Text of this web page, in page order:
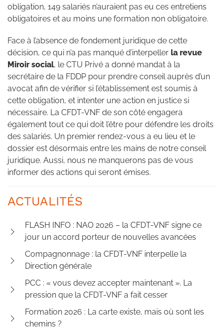
obligation, 149 salariés n’auraient pas eu ces entretiens
obligatoires et au moins une formation non obligatoire.
Face à l’absence de fondement juridique de cette
décision, ce qui n’a pas manqué d’interpeller la revue
Miroir social, le CTU Privé a donné mandat à la
secrétaire de la FDDP pour prendre conseil auprès d’un
avocat afin de vérifier si l’établissement est soumis à
cette obligation, et intenter une action en justice si
nécessaire. La CFDT-VNF de son côté engagera
également tout ce qui doit l’être pour défendre les droits
des salariés. Un premier rendez-vous a eu lieu et le
dossier est désormais entre les mains de notre conseil
juridique. Aussi, nous ne manquerons pas de vous
informer des actions qui seront émises.
ACTUALITÉS
FLASH INFO : NAO 2026 – la CFDT-VNF signe ce
jour un accord porteur de nouvelles avancées
Compagnonnage : la CFDT-VNF interpelle la
Direction générale
PCC : « vous devez accepter maintenant ». La
pression que la CFDT-VNF a fait cesser
Formation 2026 : La carte existe, mais où sont les
chemins ?